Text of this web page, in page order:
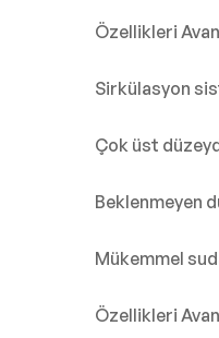
Özellikleri
Sirkülasyon
Çok üst
Beklenmeyen
Mükemmel
Özellikleri